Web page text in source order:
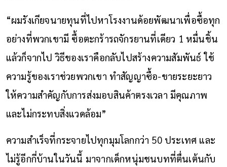
“ผมรังเกียจนายทุนที่ไปหาโรงงานด้อยพัฒนาเพื่อซื้อทุก
อย่างที่พวกเขามี ซื้อตะกร้ารถจักรยานที่เดียว 1 หมื่นชิ้น
แล้วก็จากไป วิธีของเราคือกลับไปสร้างความสัมพันธ์ ใช้
ความรู้ของเราช่วยพวกเขา ทำสัญญาซื้อ-ขายระยะยาว
ให้ความสำคัญกับการส่งมอบสินค้าตรงเวลา มีคุณภาพ
และไม่กระทบสิ่งแวดล้อม”
ความสำเร็จที่กระจายไปทุกมุมโลกกว่า 50 ประเทศ และ
ไม่รู้อีกกี่บ้านในวันนี้ มาจากเด็กหนุ่มชนบทที่ตื่นเต้นกับ